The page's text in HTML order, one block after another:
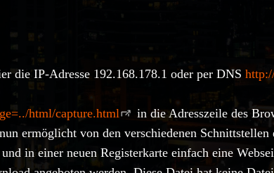
die IP-Adresse 192.168.178.1 oder per DNS
html/capture.html
in die Adresszeile des
ermöglicht von den verschiedenen
in einer neuen Registerkarte einfach eine